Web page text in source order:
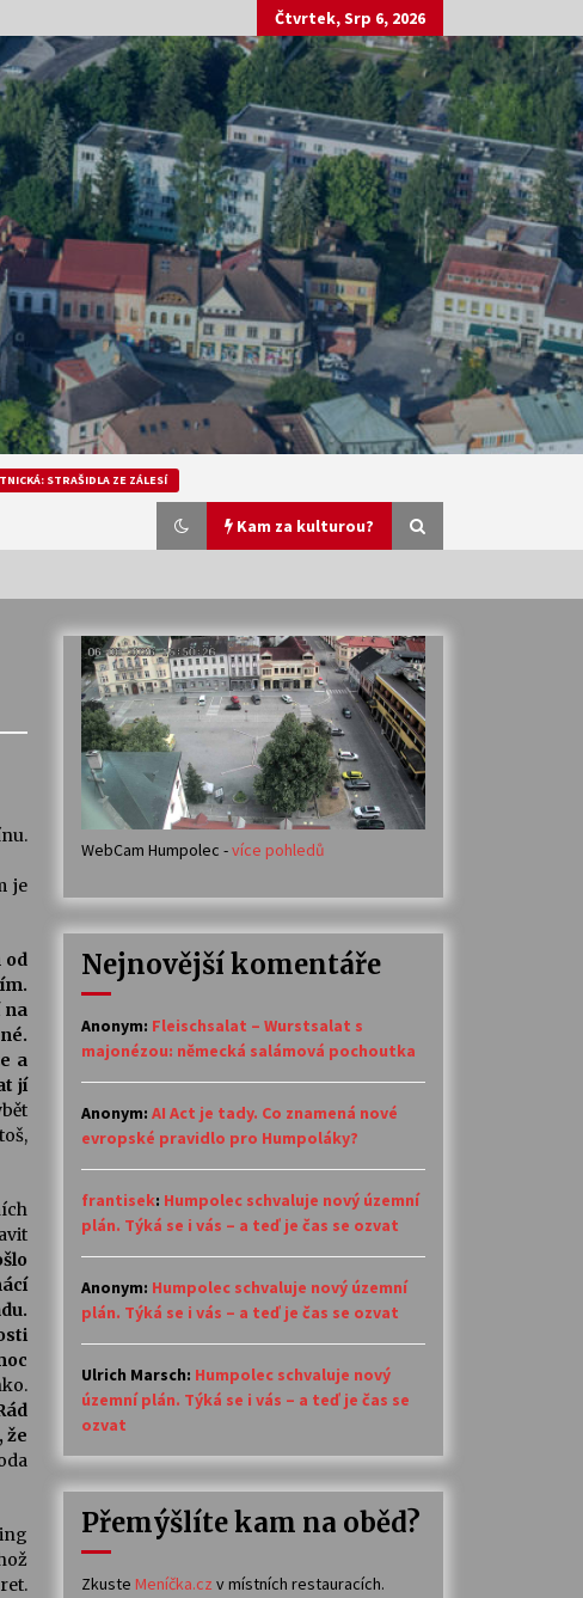
Čtvrtek, Srp 6, 2026
STRAŠIDLA ZE ZÁLESÍ
Kam za kulturou?
Veselí muzikanti
30. 7. 2026
Votavžatský ploty
23. 7. 2026
14. 7. 2026
30. 6. 2026
je
od
na
a
jí
že
WebCam Humpolec -více pohledů
Nejnovější komentáře
Anonym: Fleischsalat – Wurstsalat s
majonézou: německá salámová pochoutka
Anonym: AI Act je tady. Co znamená nové
evropské pravidlo pro Humpoláky?
frantisek: Humpolec schvaluje nový územní
plán. Týká se i vás – a teď je čas se ozvat
Anonym: Humpolec schvaluje nový územní
plán. Týká se i vás – a teď je čas se ozvat
Ulrich Marsch: Humpolec schvaluje nový
územní plán. Týká se i vás – a teď je čas se
ozvat
Přemýšlíte kam na oběd?
Zkuste Meníčka.cz v místních restauracích.